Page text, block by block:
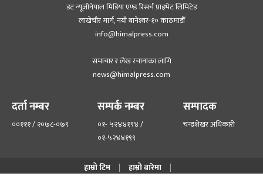
डट न्यूजीनेपाल मिडिया एण्ड रिसर्च प्राइभेट लिमिटेड
लाखेचौर मार्ग, नयाँ बानेश्‍वर-१० काठमाडौँ
info@himalpress.com
समाचार र लेख रचानाका लागि
news@himalpress.com
दर्ता नम्बर
००१११ / २०७८-०७९
सम्पर्क नम्बर
०१- ५२४४१९४ /
०१-५२४४१९९
सम्पादक
चन्द्रशेखर अधिकारी
हाम्रो टिम
हाम्रो बारेमा